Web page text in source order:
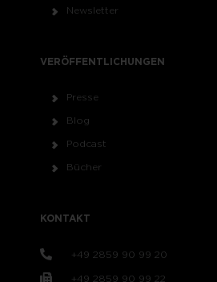
Newsletter
VERÖFFENTLICHUNGEN
Presse
Blog
Podcast
Bücher
KONTAKT
+49 2859 90 99 20
+49 2859 90 99 22